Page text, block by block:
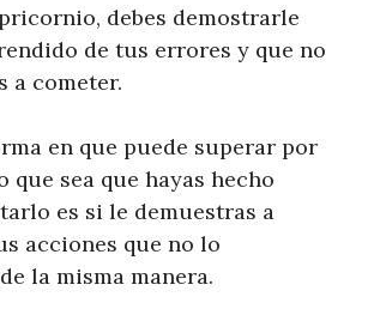
debes demostrarle
de tus errores y que no
a cometer.
en que puede superar por
que sea que hayas hecho
es si le demuestras a
acciones que no lo
la misma manera.